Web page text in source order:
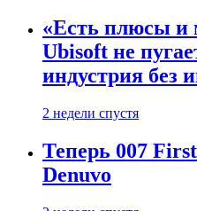
«Есть плюсы и
Ubisoft не
индустрия без
2 недели спустя
Теперь 007
Denuvo